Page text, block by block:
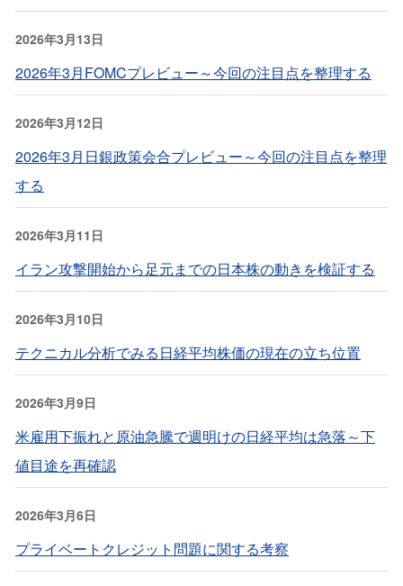
2026年3月13日
2026年3月FOMCプレビュー～今回の注目点を整理する
2026年3月12日
2026年3月日銀政策会合プレビュー～今回の注目点を整理
する
2026年3月11日
イラン攻撃開始から足元までの日本株の動きを検証する
2026年3月10日
テクニカル分析でみる日経平均株価の現在の立ち位置
2026年3月9日
米雇用下振れと原油急騰で週明けの日経平均は急落～下
値目途を再確認
2026年3月6日
プライベートクレジット問題に関する考察